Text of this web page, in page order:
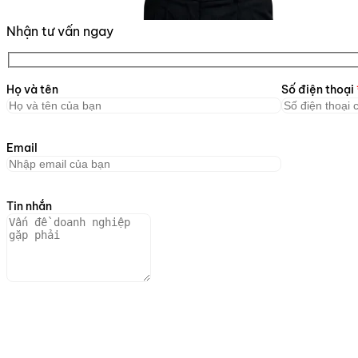
Nhận tư vấn ngay
Họ và tên Số điện thoại
Email
Tin nhắn